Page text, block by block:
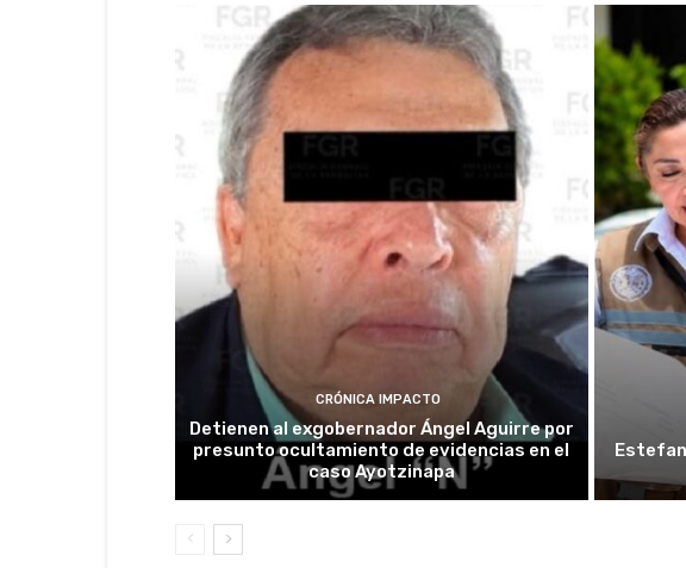
CRÓNICA IMPACTO
Detienen al exgobernador Ángel Aguirre por
presunto ocultamiento de evidencias en el
caso Ayotzinapa